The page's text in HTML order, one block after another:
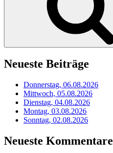
Neueste Beiträge
Donnerstag, 06.08.2026
Mittwoch, 05.08.2026
Dienstag, 04.08.2026
Montag, 03.08.2026
Sonntag, 02.08.2026
Neueste Kommentare